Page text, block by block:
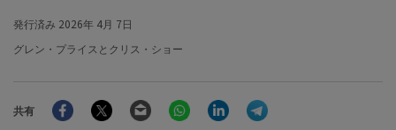
発行済み 2026年 4月 7日
グレン・プライスとクリス・ショー
共有
FacebookTwitter Email WhatsAppLinkedIn